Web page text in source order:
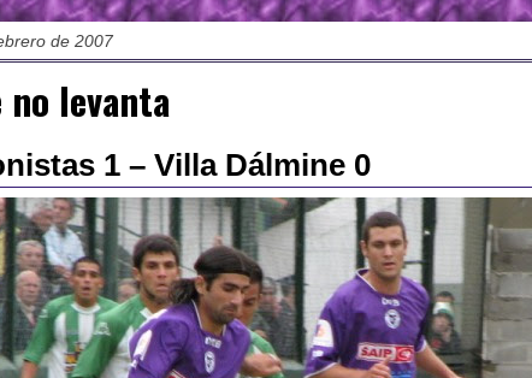
de 2007
levanta
1 – Villa Dálmine 0